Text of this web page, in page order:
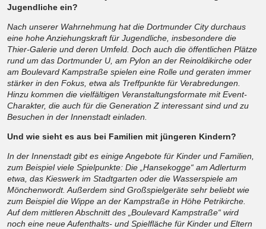
Jugendliche ein?
Nach unserer Wahrnehmung hat die Dortmunder City durchaus
eine hohe Anziehungskraft für Jugendliche, insbesondere die
Thier-Galerie und deren Umfeld. Doch auch die öffentlichen Plätze
rund um das Dortmunder U, am Pylon an der Reinoldikirche oder
am Boulevard Kampstraße spielen eine Rolle und geraten immer
stärker in den Fokus, etwa als Treffpunkte für Verabredungen.
Hinzu kommen die vielfältigen Veranstaltungsformate mit Event-
Charakter, die auch für die Generation Z interessant sind und zu
Besuchen in der Innenstadt einladen.
Und wie sieht es aus bei Familien mit jüngeren Kindern?
In der Innenstadt gibt es einige Angebote für Kinder und Familien,
zum Beispiel viele Spielpunkte: Die „Hansekogge“ am Adlerturm
etwa, das Kieswerk im Stadtgarten oder die Wasserspiele am
Mönchenwordt. Außerdem sind Großspielgeräte sehr beliebtwie
zum Beispiel die Wippe an der Kampstraße in Höhe Petrikirche.
Auf dem mittleren Abschnitt des „Boulevard Kampstraße“ wird
noch eine neue Aufenthalts- und Spielfläche für Kinder und Eltern